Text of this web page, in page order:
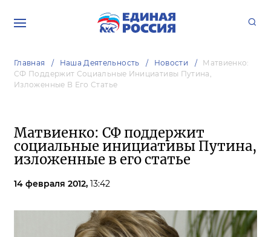
Главная Наша Деятельность Новости
Матвиенко:
СФ Поддержит Социальные Инициативы Путина,
Изложенные В Его Статье
Матвиенко: СФ поддержит
социальные инициативы Путина,
изложенные в его статье
14 февраля 2012, 13:42